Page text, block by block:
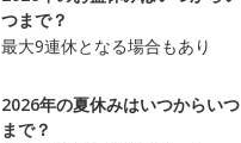
つまで？
最大9連休となる場合もあり
2026年の夏休みはいつからいつ
まで？